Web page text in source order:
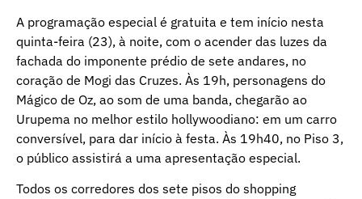
A programação especial é gratuita e tem início nesta
quinta-feira (23), à noite, com o acender das luzes da
fachada do imponente prédio de sete andares, no
coração de Mogi das Cruzes. Às 19h, personagens do
Mágico de Oz, ao som de uma banda, chegarão ao
Urupema no melhor estilo hollywoodiano: em um carro
conversível, para dar início à festa. Às 19h40, no Piso 3,
o público assistirá a uma apresentação especial.
Todos os corredores dos sete pisos do shopping